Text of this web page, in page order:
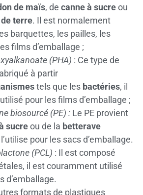
de maïs, de canne à sucreou
terre. Il est normalement
barquettes, les pailles, les
films d’emballage ;
(PHA) : Ce type de
à partir
tels que les bactéries, il
pour les films d’emballage ;
biosourcé (PE) : Le PE provient
sucreou de la betterave
pour les sacs d’emballage.
(PCL) : Il est composé
il est couramment utilisé
d’emballage.
formats de plastiques